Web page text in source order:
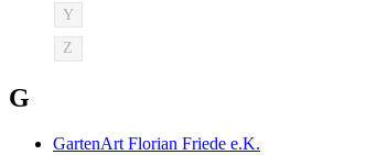
Y
Z
G
GartenArt Florian Friede e.K.